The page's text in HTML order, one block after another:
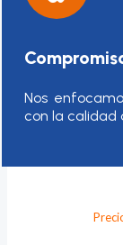
Nos
con la calidad